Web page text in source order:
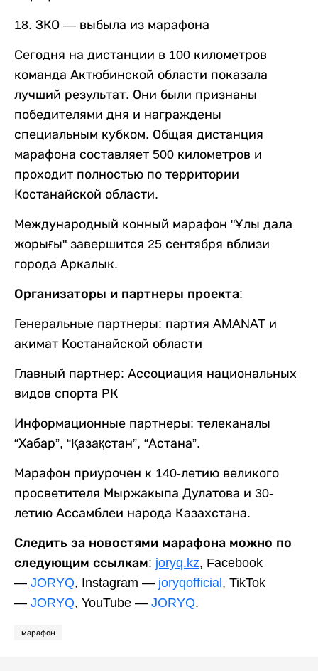
18. ЗКО — выбыла из марафона
Сегодня на дистанции в 100 километров
команда Актюбинской области показала
лучший результат. Они были признаны
победителями дня и награждены
специальным кубком. Общая дистанция
марафона составляет 500 километров и
проходит полностью по территории
Костанайской области.
Международный конный марафон "Ұлы дала
жорығы" завершится 25 сентября вблизи
города Аркалык.
Организаторы и партнеры проекта:
Генеральные партнеры: партия AMANAT и
акимат Костанайской области
Главный партнер: Ассоциация национальных
видов спорта РК
Информационные партнеры: телеканалы
“Хабар”, “Қазақстан”, “Астана”.
Марафон приурочен к 140-летию великого
просветителя Мыржакыпа Дулатова и 30-
летию Ассамблеи народа Казахстана.
Следить за новостями марафона можно по
следующим ссылкам: joryq.kz, Facebook
— JORYQ, Instagram — joryqofficial , TikTok
— JORYQ, YouTube — JORYQ.
марафон